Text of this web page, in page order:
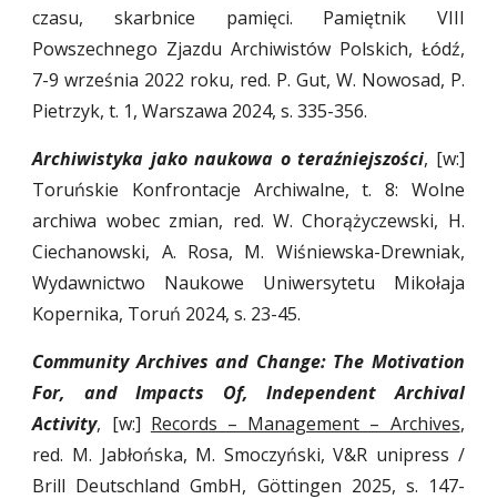
czasu, skarbnice pamięci. Pamiętnik VIII
Powszechnego Zjazdu Archiwistów Polskich, Łódź,
7-9 września 2022 roku, red. P. Gut, W. Nowosad, P.
Pietrzyk, t. 1, Warszawa 2024, s. 335-356.
Archiwistyka jako naukowa o teraźniejszości, [w:]
Toruńskie Konfrontacje Archiwalne, t. 8: Wolne
archiwa wobec zmian, red. W. Chorążyczewski, H.
Ciechanowski, A. Rosa, M. Wiśniewska-Drewniak,
Wydawnictwo Naukowe Uniwersytetu Mikołaja
Kopernika, Toruń 2024, s. 23-45.
Community Archives and Change: The Motivation
For, and Impacts Of, Independent Archival
Activity, [w:] Records – Management – Archives,
red. M. Jabłońska, M. Smoczyński,V&R unipress /
Brill Deutschland GmbH, Göttingen 2025, s. 147-